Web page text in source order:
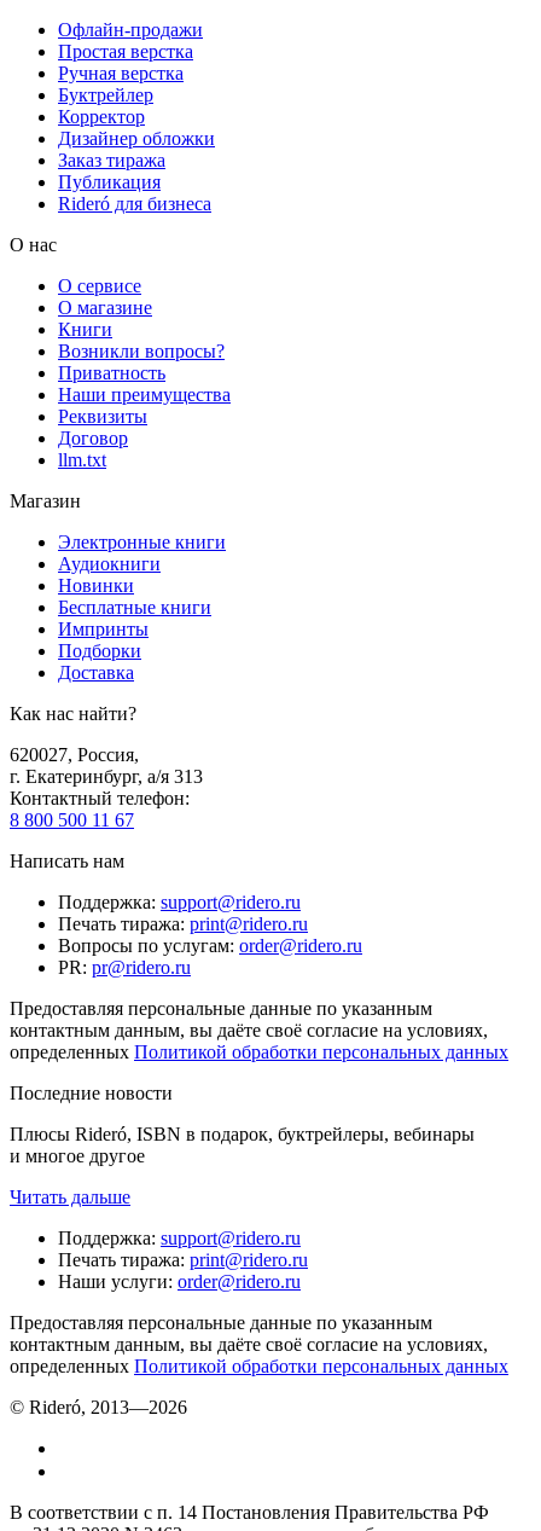
Офлайн-продажи
Простая верстка
Ручная верстка
Буктрейлер
Корректор
Дизайнер обложки
Заказ тиража
Публикация
Rideró для бизнеса
О нас
О сервисе
О магазине
Книги
Возникли вопросы?
Приватность
Наши преимущества
Реквизиты
Договор
llm.txt
Магазин
Электронные книги
Аудиокниги
Новинки
Бесплатные книги
Импринты
Подборки
Доставка
Как нас найти?
620027, Россия,
г. Екатеринбург, а/я 313
Контактный телефон:
8 800 500 11 67
Написать нам
Поддержка: support@ridero.ru
Печать тиража: print@ridero.ru
Вопросы по услугам: order@ridero.ru
PR: pr@ridero.ru
Предоставляя персональные данные по указанным
контактным данным, вы даёте своё согласие на условиях,
определенных Политикой обработки персональных данных
Последние новости
Плюсы Rideró, ISBN в подарок, буктрейлеры, вебинары
и многое другое
Читать дальше
Поддержка: support@ridero.ru
Печать тиража: print@ridero.ru
Наши услуги: order@ridero.ru
Предоставляя персональные данные по указанным
контактным данным, вы даёте своё согласие на условиях,
определенных Политикой обработки персональных данных
© Rideró, 2013—2026
В соответствии с п. 14 Постановления Правительства РФ